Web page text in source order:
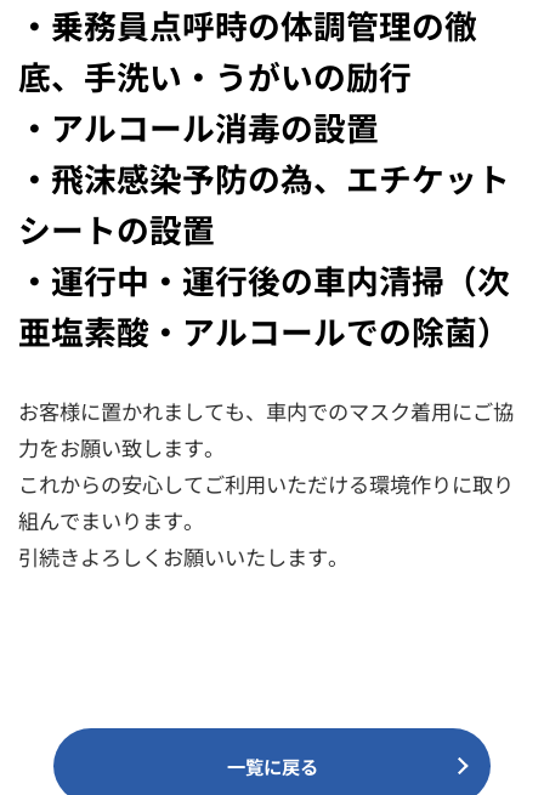
・乗務員点呼時の体調管理の徹
底、手洗い・うがいの励行
・アルコール消毒の設置
・飛沫感染予防の為、エチケット
シートの設置
・運行中・運行後の車内清掃（次
亜塩素酸・アルコールでの除菌）
お客様に置かれましても、車内でのマスク着用にご協
力をお願い致します。
これからの安心してご利用いただける環境作りに取り
組んでまいります。
引続きよろしくお願いいたします。
一覧に戻る